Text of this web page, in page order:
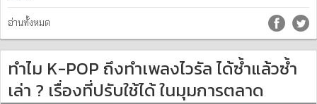
อ่านทั้งหมด
ทำไม K-POP ถึงทำเพลงไวรัล ได้ซ้ำแล้วซ้ำ
เล่า ? เรื่องที่ปรับใช้ได้ ในมุมการตลาด